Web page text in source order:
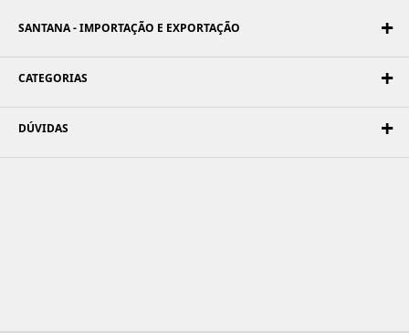
SANTANA - IMPORTAÇÃO E EXPORTAÇÃO
CATEGORIAS
DÚVIDAS